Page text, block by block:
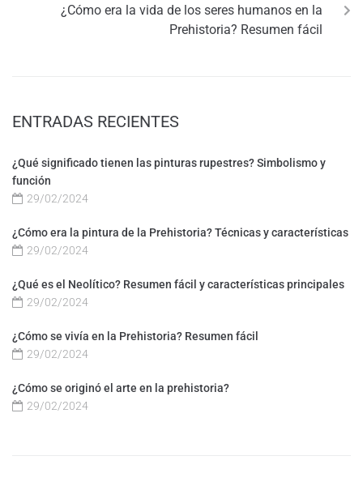
¿Cómo era la vida de los seres humanos en la
Prehistoria? Resumen fácil
ENTRADAS RECIENTES
¿Qué significado tienen las pinturas rupestres? Simbolismo y
función
29/02/2024
¿Cómo era la pintura de la Prehistoria? Técnicas y características
29/02/2024
¿Qué es el Neolítico? Resumen fácil y características principales
29/02/2024
¿Cómo se vivía en la Prehistoria? Resumen fácil
29/02/2024
¿Cómo se originó el arte en la prehistoria?
29/02/2024